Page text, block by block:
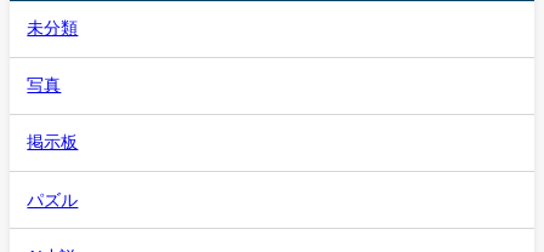
未分類
写真
掲示板
パズル